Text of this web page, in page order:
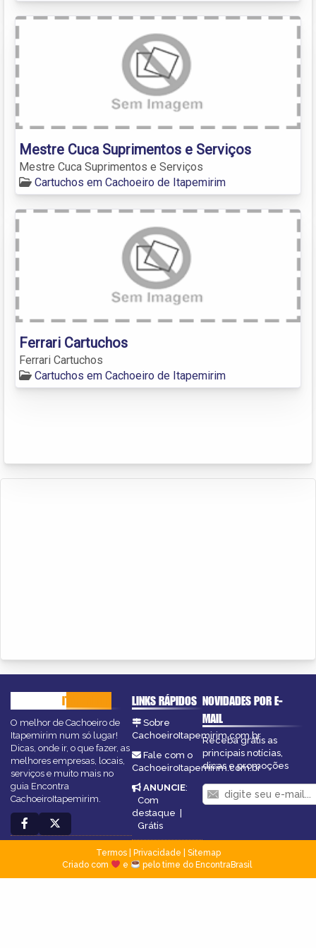
Mestre Cuca Suprimentos e Serviços
Mestre Cuca Suprimentos e Serviços
Cartuchos em Cachoeiro de Itapemirim
Ferrari Cartuchos
Ferrari Cartuchos
Cartuchos em Cachoeiro de Itapemirim
ITAPEMIRIM
O melhor de Cachoeiro de
Itapemirim num só lugar!
Dicas, onde ir, o que fazer, as
melhores empresas, locais,
serviços e muito mais no
guia Encontra
CachoeiroItapemirim.
LINKS RÁPIDOS
Sobre
CachoeiroItapemirim.com.br
Fale com o
CachoeiroItapemirim.com.br
ANUNCIE:
Com
destaque |
Grátis
NOVIDADES POR E-
MAIL
Receba grátis as
principais notícias,
dicas e promoções
Termos| Privacidade
Sitemap
Criado com
e pelo time do EncontraBrasil